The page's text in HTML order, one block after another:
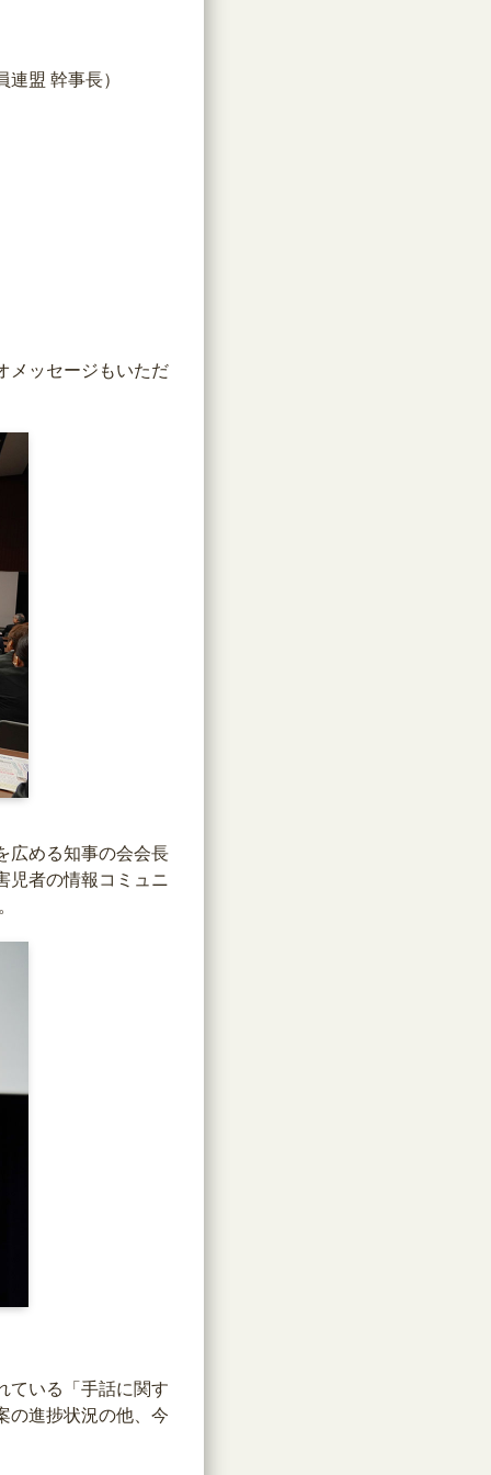
盟 幹事長）
メッセージもいただ
広める知事の会会長
児者の情報コミュニ
ている「手話に関す
の進捗状況の他、今